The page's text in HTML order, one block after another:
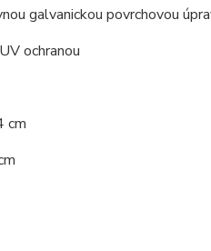
galvanickou povrchovou
ochranou
cm